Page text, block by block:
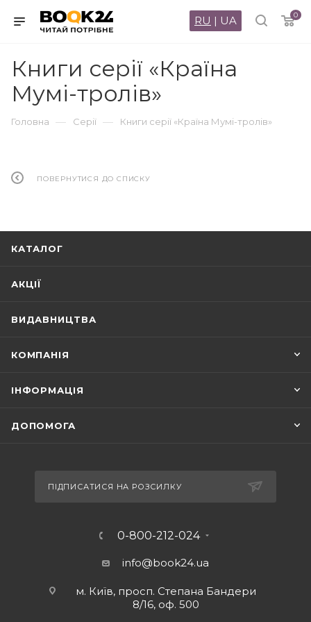
0
RU | UA
Книги серії «Країна
Мумі-тролів»
Головна — Серії — Книги серії «Країна Мумі-тролів»
ПОВЕРНУТИСЯ ДО СПИСКУ
КАТАЛОГ
АКЦІЇ
ВИДАВНИЦТВА
КОМПАНІЯ
ІНФОРМАЦІЯ
ДОПОМОГА
ПІДПИСАТИСЯ НА РОЗСИЛКУ
0-800-212-024
info@book24.ua
м. Київ, просп. Степана Бандери
8/16, оф. 500